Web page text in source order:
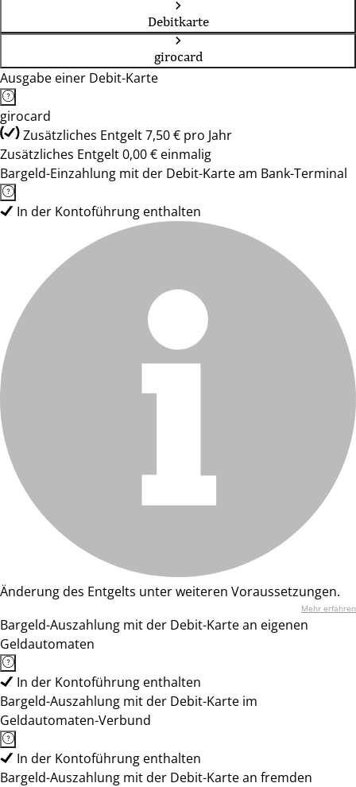
Debitkarte
girocard
Ausgabe einer Debit-Karte
girocard
Zusätzliches Entgelt 7,50 € pro Jahr
Zusätzliches Entgelt 0,00 € einmalig
Bargeld-Einzahlung mit der Debit-Karte am Bank-Terminal
In der Kontoführung enthalten
Änderung des Entgelts unter weiteren Voraussetzungen.
Mehr erfahren
Bargeld-Auszahlung mit der Debit-Karte an eigenen
Geldautomaten
In der Kontoführung enthalten
Bargeld-Auszahlung mit der Debit-Karte im
Geldautomaten-Verbund
In der Kontoführung enthalten
Bargeld-Auszahlung mit der Debit-Karte an fremden